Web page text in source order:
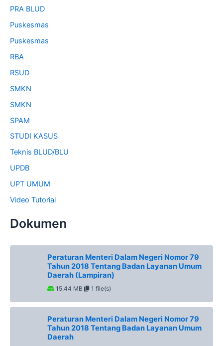
PRA BLUD
Puskesmas
Puskesmas
RBA
RSUD
SMKN
SMKN
SPAM
STUDI KASUS
Teknis BLUD/BLU
UPDB
UPT UMUM
Video Tutorial
Dokumen
Peraturan Menteri Dalam Negeri Nomor 79
Tahun 2018 Tentang Badan Layanan Umum
Daerah (Lampiran)
15.44 MB 1 file(s)
Peraturan Menteri Dalam Negeri Nomor 79
Tahun 2018 Tentang Badan Layanan Umum
Daerah